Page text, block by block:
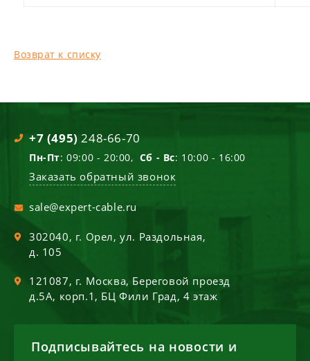
Возврат к списку
+7 (495) 248-66-70
Пн-Пт: 09:00 - 20:00, Сб - Вс: 10:00 - 16:00
Заказать обратный звонок
sale@expert-cable.ru
302040, г. Орел,ул. Раздольная,
д. 105
121087, г. Москва, Береговой проезд
д.5А, корп.1, БЦ Фили Град, 4 этаж
Подписывайтесь на новости и